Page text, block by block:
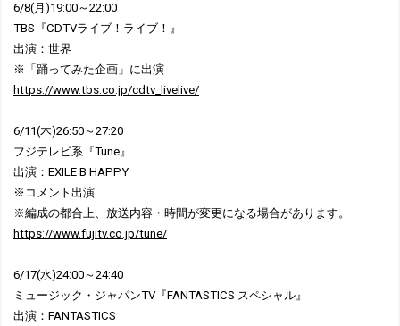
6/8(月)19:00～22:00
TBS『CDTVライブ！ライブ！』
出演：世界
※「踊ってみた企画」に出演
https://www.tbs.co.jp/cdtv_livelive/
6/11(木)26:50～27:20
フジテレビ系『Tune』
出演：EXILE B HAPPY
※コメント出演
※編成の都合上、放送内容・時間が変更になる場合があります。
https://www.fujitv.co.jp/tune/
6/17(水)24:00～24:40
ミュージック・ジャパンTV『FANTASTICS スペシャル』
出演：FANTASTICS